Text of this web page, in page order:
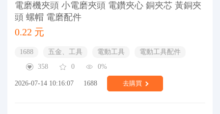
電磨機夾頭 小電磨夾頭 電鑽夾心 銅夾芯 黃銅夾
頭 螺帽 電磨配件
0.22 元
1688 五金、工具 電動工具
電動工具配件
358
0 0%
2026-07-14 10:16:07 1688 去購買